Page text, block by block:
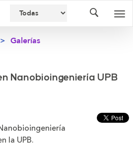
Galerías
Nanobioingeniería UPB
la UPB.